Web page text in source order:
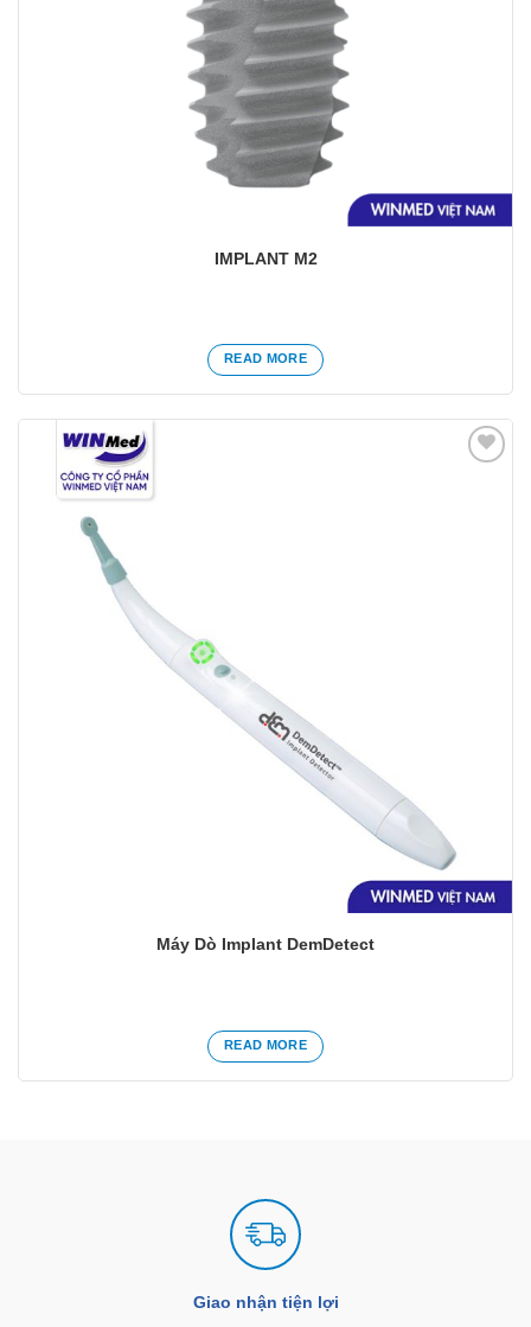
IMPLANT M2
READ MORE
Máy Dò Implant DemDetect
READ MORE
Giao nhận tiện lợi